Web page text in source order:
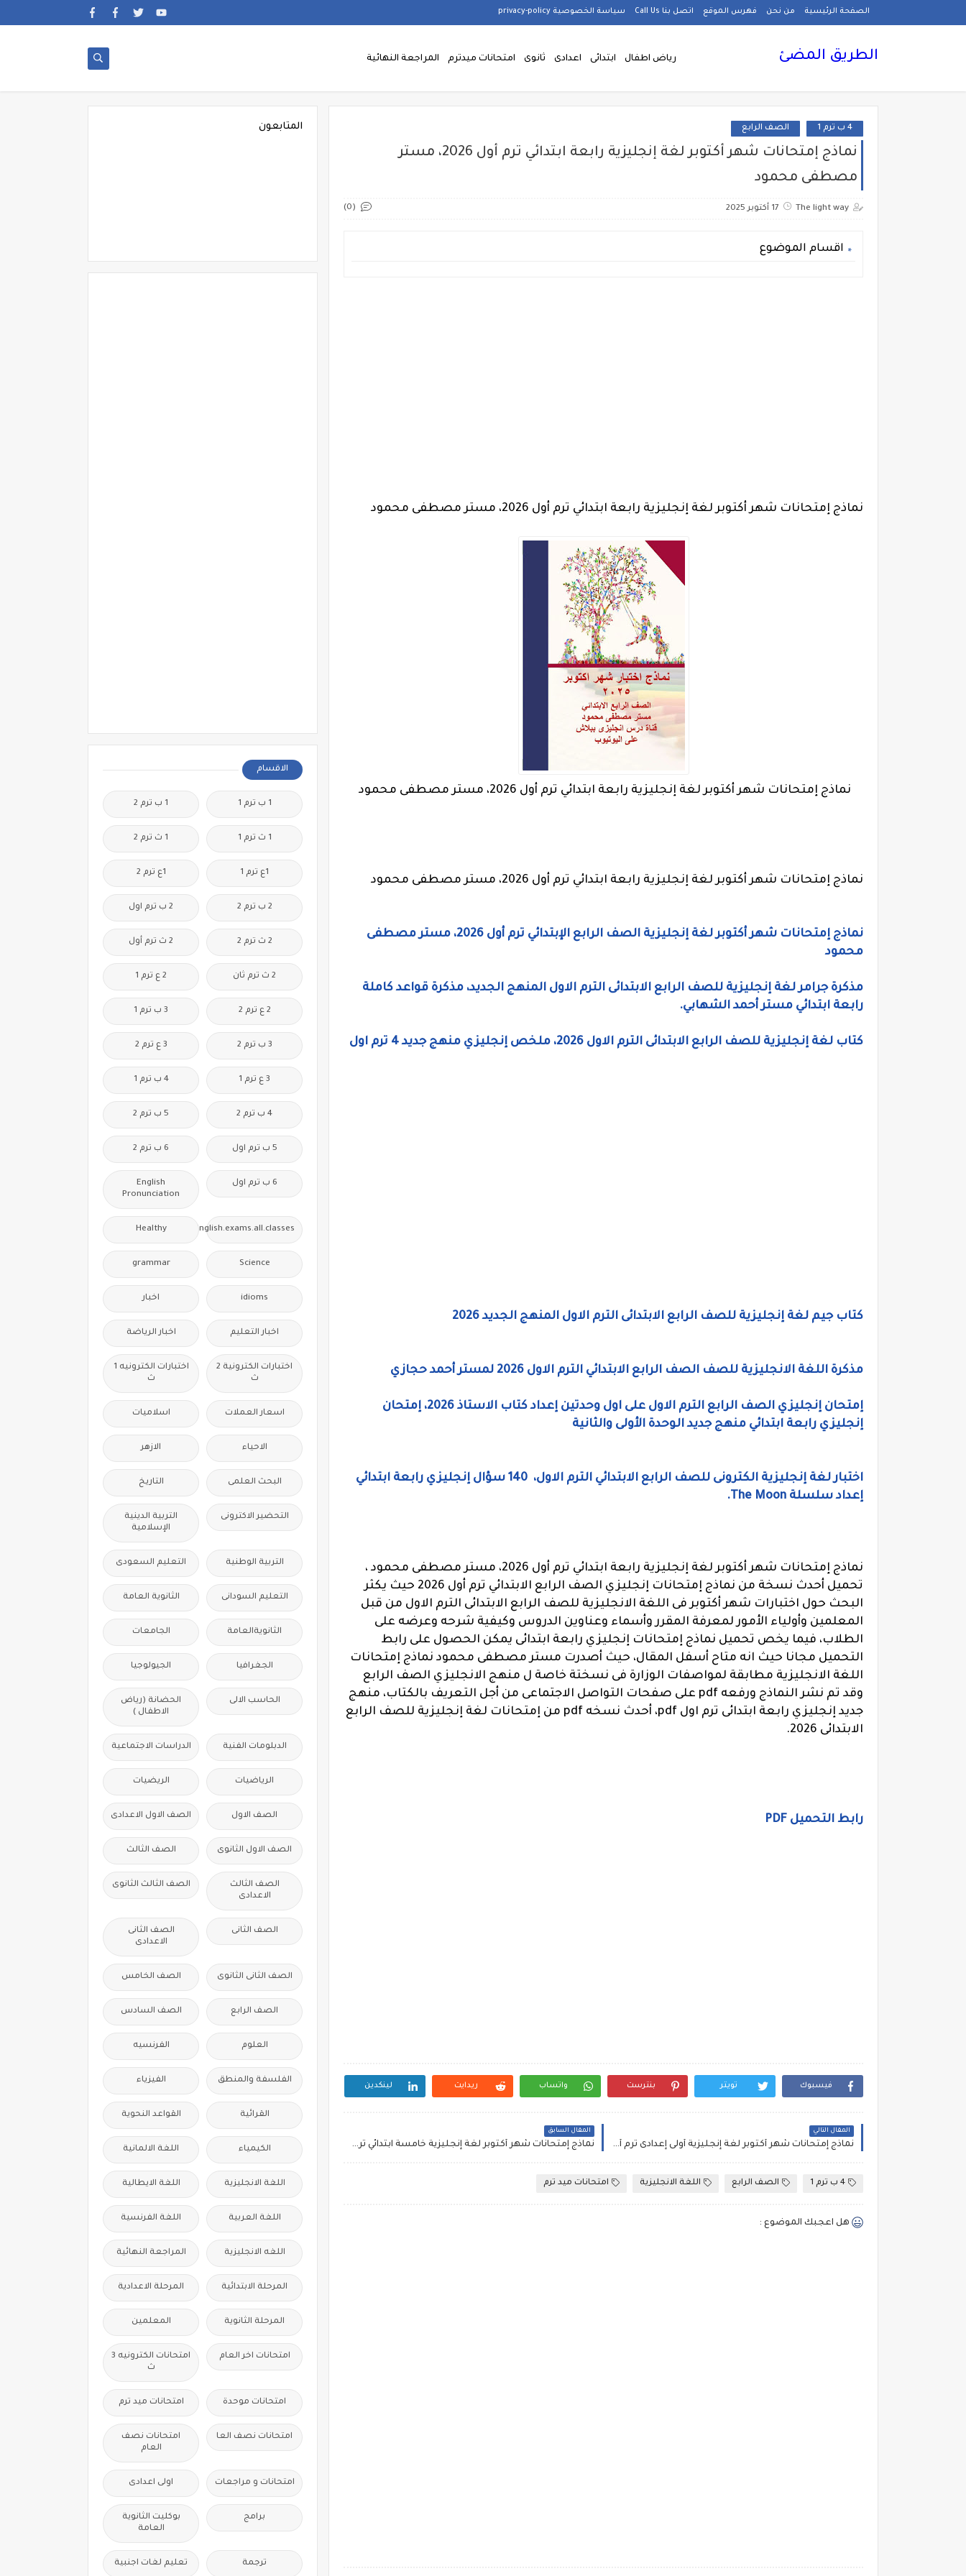
الصفحة الرئيسية من نحن فهرس الموقع اتصل بنا Call Us سياسة الخصوصية privacy-policy
الطريق المضئ رياض اطفال ابتدائى اعدادى ثانوى امتحانات ميدترم المراجعة النهائية
4 ب ترم 1 الصف الرابع
نماذج إمتحانات شهر أكتوبر لغة إنجليزية رابعة ابتدائي ترم أول 2026، مستر
مصطفى محمود
The light way 17 أكتوبر 2025 (0)
اقسام الموضوع
نماذج إمتحانات شهر أكتوبر لغة إنجليزية رابعة ابتدائي ترم أول 2026، مستر مصطفى محمود
نماذج إمتحانات شهر أكتوبر لغة إنجليزية رابعة ابتدائي ترم أول 2026، مستر مصطفى محمود
نماذج إمتحانات شهر أكتوبر لغة إنجليزية رابعة ابتدائي ترم أول 2026، مستر مصطفى محمود
نماذج إمتحانات شهر أكتوبر لغة إنجليزية الصف الرابع الإبتدائي ترم أول 2026، مستر مصطفى
محمود
مذكرة جرامر لغة إنجليزية للصف الرابع الابتدائى الترم الاول المنهج الجديد، مذكرة قواعد كاملة
رابعة ابتدائي مستر أحمد الشهابي.
كتاب لغة إنجليزية للصف الرابع الابتدائى الترم الاول 2026، ملخص إنجليزي منهج جديد 4 ترم اول
كتاب جيم لغة إنجليزية للصف الرابع الابتدائى الترم الاول المنهج الجديد 2026
مذكرة اللغة الانجليزية للصف الصف الرابع الابتدائي الترم الاول 2026 لمستر أحمد حجازي
إمتحان إنجليزي الصف الرابع الترم الاول على اول وحدتين إعداد كتاب الاستاذ 2026، إمتحان
إنجليزي رابعة ابتدائي منهج جديد الوحدة الأولى والثانية
اختبار لغة إنجليزية الكترونى للصف الرابع الابتدائي الترم الاول، 140 سؤال إنجليزي رابعة ابتدائي
إعداد سلسلة The Moon.
نماذج إمتحانات شهر أكتوبر لغة إنجليزية رابعة ابتدائي ترم أول 2026، مستر مصطفى محمود ،
تحميل أحدث نسخة من نماذج إمتحانات إنجليزي الصف الرابع الابتدائي ترم أول 2026 حيث يكثر
البحث حول اختبارات شهر أكتوبر فى اللغة الانجليزية للصف الرابع الابتدائى الترم الاول من قبل
المعلمين وأولياء الأمور لمعرفة المقرر وأسماء وعناوين الدروس وكيفية شرحه وعرضه على
الطلاب، فيما يخص تحميل نماذج إمتحانات إنجليزي رابعة ابتدائى يمكن الحصول على رابط
التحميل مجانا حيث انه متاح أسفل المقال، حيث أصدرت مستر مصطفى محمود نماذج إمتحانات
اللغة الانجليزية مطابقة لمواصفات الوزارة فى نسختة خاصة ل منهج الانجليزي الصف الرابع
وقد تم نشر النماذج ورفعه pdf على صفحات التواصل الاجتماعى من أجل التعريف بالكتاب، منهج
جديد إنجليزي رابعة ابتدائى ترم اول pdf، أحدث نسخه pdf من إمتحانات لغة إنجليزية للصف الرابع
الابتدائى 2026.
رابط التحميل PDF
فيسبوك تويتر بنترست واتساب ريدايت لينكدين
المقال التالي
نماذج إمتحانات شهر أكتوبر لغة إنجليزية أولى إعدادى ترم أول 2026، مستر حمادة حشيش
المقال السابق
نماذج إمتحانات شهر أكتوبر لغة إنجليزية خامسة ابتدائي ترم أول 2026، مستر مصطفى محمود
4 ب ترم 1 الصف الرابع اللغة الانجليزية امتحانات ميد ترم
هل اعجبك الموضوع :
المتابعون
الاقسام
1 ب ترم 1 1 ب ترم 2
1 ث ترم 1 1 ث ترم 2
1ع ترم 1 1ع ترم 2
2 ب ترم 2 2 ب ترم اول
2 ث ترم 2 2 ث ترم أول
2 ث ترم ثان 2 ع ترم 1
2 ع ترم 2 3 ب ترم 1
3 ب ترم 2 3 ع ترم 2
3 ع ترم 1 4 ب ترم 1
4 ب ترم 2 5 ب ترم 2
5 ب ترم اول 6 ب ترم 2
6 ب ترم اول
English
Pronunciation
Free.English.exams.all.classes
Healthy
Science
grammar
idioms اخبار
اخبار التعليم اخبار الرياضة
اختبارات الكترونية 2
ث
اختبارات الكترونيه 1
ث
اسعار العملات اسلاميات
الاحياء الازهر
البحث العلمى التاريخ
التحضير الاكترونى
التربية الدينية
الإسلامية
التربية الوطنية التعليم السعودى
التعليم السودانى الثانوية العامة
الثانويةالعامة الجامعات
الجغرافيا الجيولوجيا
الحاسب الالى
الحضانة (رياض
الاطفال )
الدبلومات الفنية الدراسات الاجتماعية
الرياضيات الريضيات
الصف الاول الصف الاول الاعدادى
الصف الاول الثانوى الصف الثالث
الصف الثالث
الاعدادى
الصف الثالث الثانوى
الصف الثانى
الصف الثانى
الاعدادى
الصف الثانى الثانوى الصف الخامس
الصف الرابع الصف السادس
العلوم الفرنسيه
الفلسفة والمنطق الفيزياء
القرائية القواعد النحوية
الكيمياء اللغة الالمانية
اللغة الانجليزية اللغة الايطالية
اللغة العربية اللغة الفرنسية
اللغه الانجليزية المراجعة النهائية
المرحلة الابتدائية المرحلة الاعدادية
المرحلة الثانوية المعلمين
امتحانات اخر العام
امتحانات الكترونيه 3
ث
امتحانات موحدة امتحانات ميد ترم
امتحانات نصف العا
امتحانات نصف
العام
امتحانات و مراجعات اولى اعدادى
برامج
بوكليت الثانوية
العامة
ترجمة تعليم لغات اجنبية